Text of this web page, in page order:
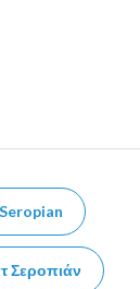
Σεροπιάν